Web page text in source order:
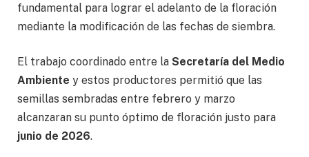
fundamental para lograr el adelanto de la floración
mediante la modificación de las fechas de siembra.
El trabajo coordinado entre la Secretaría del Medio
Ambiente y estos productores permitió que las
semillas sembradas entre febrero y marzo
alcanzaran su punto óptimo de floración justo para
junio de 2026.